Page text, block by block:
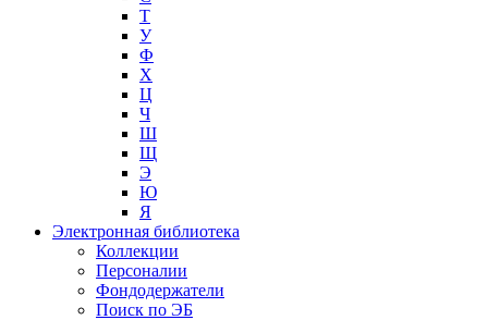
Т
У
Ф
Х
Ц
Ч
Ш
Щ
Э
Ю
Я
Электронная библиотека
Коллекции
Персоналии
Фондодержатели
Поиск по ЭБ